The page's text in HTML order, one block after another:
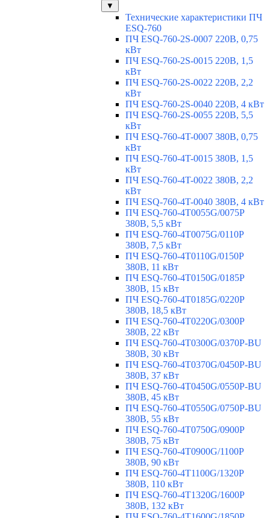
▼
Технические характеристики ПЧ
ESQ-760
ПЧ ESQ-760-2S-0007 220В, 0,75
кВт
ПЧ ESQ-760-2S-0015 220В, 1,5
кВт
ПЧ ESQ-760-2S-0022 220В, 2,2
кВт
ПЧ ESQ-760-2S-0040 220В, 4 кВт
ПЧ ESQ-760-2S-0055 220В, 5,5
кВт
ПЧ ESQ-760-4T-0007 380В, 0,75
кВт
ПЧ ESQ-760-4T-0015 380В, 1,5
кВт
ПЧ ESQ-760-4T-0022 380В, 2,2
кВт
ПЧ ESQ-760-4T-0040 380В, 4 кВт
ПЧ ESQ-760-4T0055G/0075P
380В, 5,5 кВт
ПЧ ESQ-760-4T0075G/0110P
380В, 7,5 кВт
ПЧ ESQ-760-4T0110G/0150P
380В, 11 кВт
ПЧ ESQ-760-4T0150G/0185P
380В, 15 кВт
ПЧ ESQ-760-4T0185G/0220P
380В, 18,5 кВт
ПЧ ESQ-760-4T0220G/0300P
380В, 22 кВт
ПЧ ESQ-760-4T0300G/0370P-BU
380В, 30 кВт
ПЧ ESQ-760-4T0370G/0450P-BU
380В, 37 кВт
ПЧ ESQ-760-4T0450G/0550P-BU
380В, 45 кВт
ПЧ ESQ-760-4T0550G/0750P-BU
380В, 55 кВт
ПЧ ESQ-760-4T0750G/0900P
380В, 75 кВт
ПЧ ESQ-760-4T0900G/1100P
380В, 90 кВт
ПЧ ESQ-760-4T1100G/1320P
380В, 110 кВт
ПЧ ESQ-760-4T1320G/1600P
380В, 132 кВт